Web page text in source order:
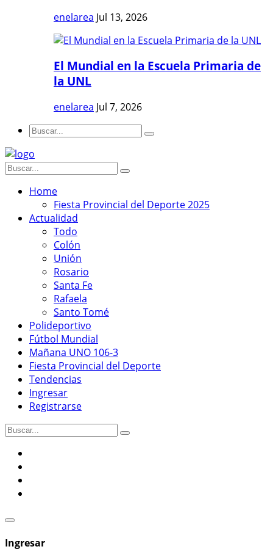
enelarea Jul 13, 2026
El Mundial en la Escuela Primaria de
la UNL
enelarea Jul 7, 2026
Home
Fiesta Provincial del Deporte 2025
Actualidad
Todo
Colón
Unión
Rosario
Santa Fe
Rafaela
Santo Tomé
Polideportivo
Fútbol Mundial
Mañana UNO 106-3
Fiesta Provincial del Deporte
Tendencias
Ingresar
Registrarse
Ingresar